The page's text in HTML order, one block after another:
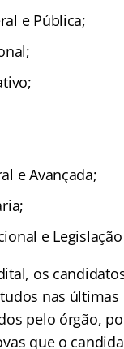
e Pública;
e Avançada;
e
os
nas últimas
pelo órgão,
que o